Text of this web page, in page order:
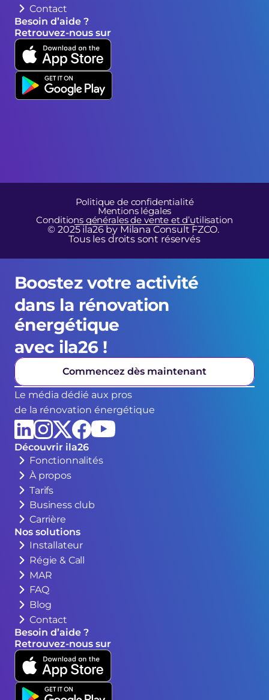
Contact
Besoin d’aide ?
Retrouvez-nous sur
© 2025 ila26 by Milana Consult FZCO.
Tous les droits sont réservés
Politique de confidentialité
Mentions légales
Conditions générales de vente et d’utilisation
Boostez votre activité
dans la rénovation
énergétique
avec ila26 !
Commencez dès maintenant
Le média dédié aux pros
de la rénovation énergétique
Découvrir ila26
Fonctionnalités
À propos
Tarifs
Business club
Carrière
Nos solutions
Installateur
Régie & Call
MAR
FAQ
Blog
Contact
Besoin d’aide ?
Retrouvez-nous sur